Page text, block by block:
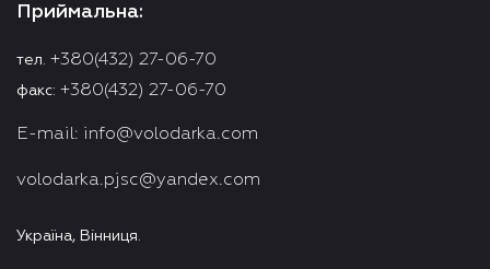
Приймальна:
тел. +380(432) 27-06-70
факс: +380(432) 27-06-70
E-mail: info@volodarka.com
volodarka.pjsc@yandex.com
Україна, Вінниця.